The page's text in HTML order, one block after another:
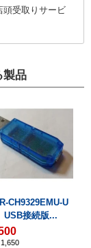
頭受取りサービ
製品
CH9329EMU-U
USB接続版...